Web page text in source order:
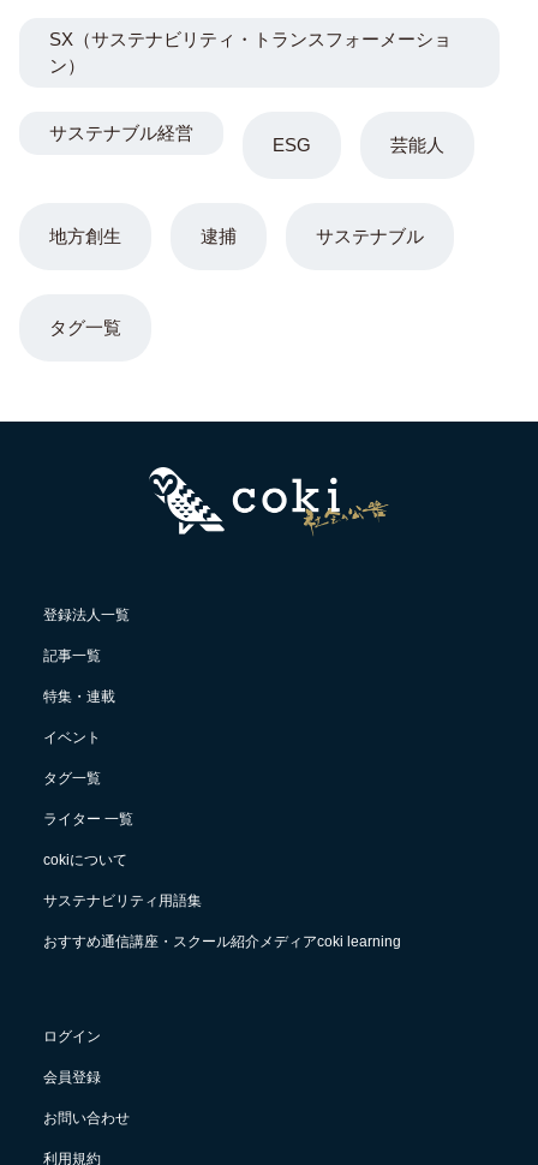
ESG 芸能人
地方創生 逮捕 サステナブル
SX（サステナビリティ・トランスフォーメーショ
ン）
サステナブル経営
タグ一覧
登録法人一覧
記事一覧
特集・連載
イベント
タグ一覧
ライター 一覧
cokiについて
サステナビリティ用語集
おすすめ通信講座・スクール紹介メディアcoki learning
ログイン
会員登録
お問い合わせ
利用規約